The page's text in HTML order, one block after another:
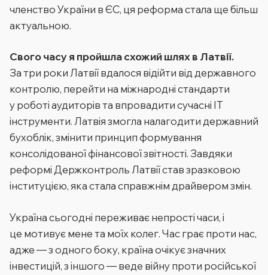
членство України в ЄС, ця реформа стала ще більш
актуальною.
Свого часу я пройшла схожий шлях в Латвії.
За три роки Латвії вдалося відійти від державного
контролю, перейти на міжнародні стандарти
у роботі аудиторів та впровадити сучасні ІТ
інструменти. Латвія змогла налагодити державний
бухоблік, змінити принцип формування
консолідованої фінансової звітності. Завдяки
реформі Держконтроль Латвії став зразковою
інституцією, яка стала справжнім драйвером змін.
Україна сьогодні переживає непрості часи, і
це мотивує мене та моїх колег. Час грає проти нас,
адже — з одного боку, країна очікує значних
інвестицій, з іншого — веде війну проти російської